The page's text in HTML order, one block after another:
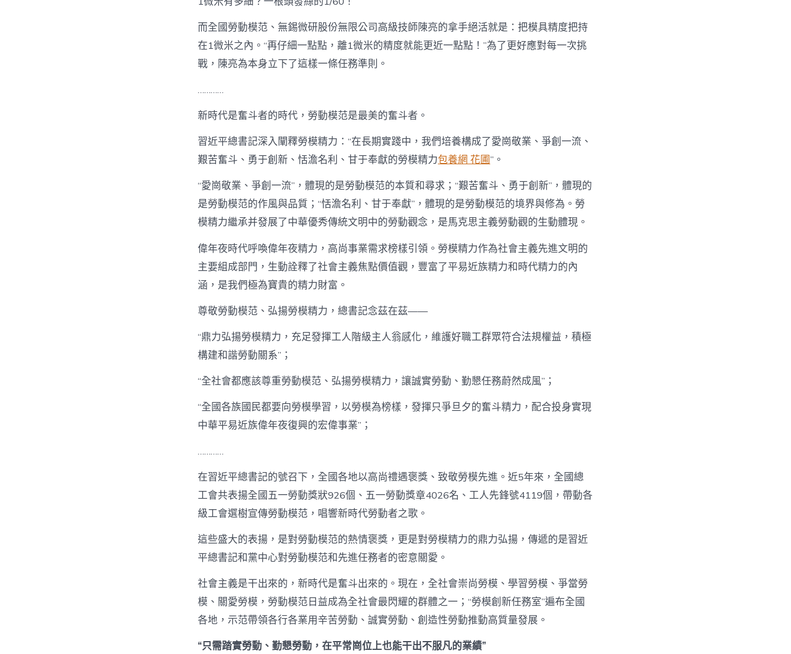
而全國勞動模范、無錫微研股份無限公司高級技師陳亮的拿手絕活就是：把模具精度把持
在1微米之內。“再仔細一點點，離1微米的精度就能更近一點點！”為了更好應對每一次挑
戰，陳亮為本身立下了這樣一條任務準則。
…………
新時代是奮斗者的時代，勞動模范是最美的奮斗者。
習近平總書記深入闡釋勞模精力：“在長期實踐中，我們培養構成了愛崗敬業、爭創一流、
艱苦奮斗、勇于創新、恬澹名利、甘于奉獻的勞模精力包養網 花圃”。
“愛崗敬業、爭創一流”，體現的是勞動模范的本質和尋求；“艱苦奮斗、勇于創新”，體現的
是勞動模范的作風與品質；“恬澹名利、甘于奉獻”，體現的是勞動模范的境界與修為。勞
模精力繼承并發展了中華優秀傳統文明中的勞動觀念，是馬克思主義勞動觀的生動體現。
偉年夜時代呼喚偉年夜精力，高尚事業需求榜樣引領。勞模精力作為社會主義先進文明的
主要組成部門，生動詮釋了社會主義焦點價值觀，豐富了平易近族精力和時代精力的內
涵，是我們極為寶貴的精力財富。
尊敬勞動模范、弘揚勞模精力，總書記念茲在茲——
“鼎力弘揚勞模精力，充足發揮工人階級主人翁感化，維護好職工群眾符合法規權益，積極
構建和諧勞動關系”；
“全社會都應該尊重勞動模范、弘揚勞模精力，讓誠實勞動、勤懇任務蔚然成風”；
“全國各族國民都要向勞模學習，以勞模為榜樣，發揮只爭旦夕的奮斗精力，配合投身實現
中華平易近族偉年夜復興的宏偉事業”；
…………
在習近平總書記的號召下，全國各地以高尚禮遇褒獎、致敬勞模先進。近5年來，全國總
工會共表揚全國五一勞動獎狀926個、五一勞動獎章4026名、工人先鋒號4119個，帶動各
級工會選樹宣傳勞動模范，唱響新時代勞動者之歌。
這些盛大的表揚，是對勞動模范的熱情褒獎，更是對勞模精力的鼎力弘揚，傳遞的是習近
平總書記和黨中心對勞動模范和先進任務者的密意關愛。
社會主義是干出來的，新時代是奮斗出來的。現在，全社會崇尚勞模、學習勞模、爭當勞
模、關愛勞模，勞動模范日益成為全社會最閃耀的群體之一；“勞模創新任務室”遍布全國
各地，示范帶領各行各業用辛苦勞動、誠實勞動、創造性勞動推動高質量發展。
“只需踏實勞動、勤懇勞動，在平常崗位上也能干出不服凡的業績”